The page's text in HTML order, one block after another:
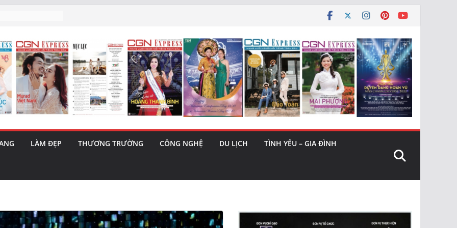
và nguy cơ trốn
mai”
phiên tăng
– 1 Cơ hội
cùng MTH
8): Bật tăng
LÀM ĐẸP THƯƠNG TRƯỜNG CÔNG NGHỆ DU LỊCH TÌNH YÊU – GIA ĐÌNH